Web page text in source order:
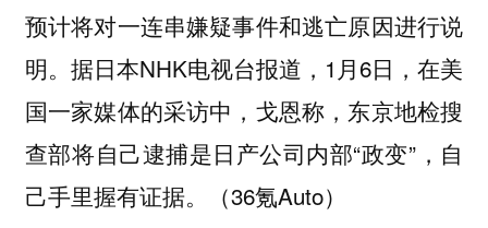
预计将对一连串嫌疑事件和逃亡原因进行说
明。据日本NHK电视台报道，1月6日，在美
国一家媒体的采访中，戈恩称，东京地检搜
查部将自己逮捕是日产公司内部“政变”，自
己手里握有证据。（36氪Auto）